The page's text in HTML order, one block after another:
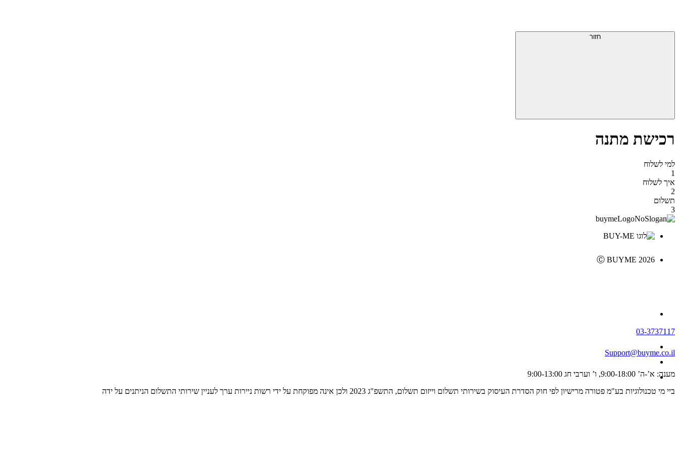
חזור
רכישת מתנה
למי לשלוח
1
איך לשלוח
2
תשלום
3
Ⓒ BUYME 2026
03-3737117
Support@buyme.co.il
מענה: א’-ה’ 9:00-18:00, ו’ וערבי חג 9:00-13:00
ביי מי טכנולוגיות בע"מ פטורה מרישיון לפי חוק הסדרת העיסוק בשירותי תשלום וייזום תשלום, התשפ"ג 2023 ולכן אינה מפוקחת על ידי רשות ניירות ערך לעניין שירותי התשלום הניתנים על ידה